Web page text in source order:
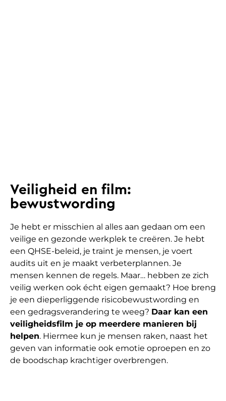
Veiligheid en film:
bewustwording
Je hebt er misschien al alles aan gedaan om een
veilige en gezonde werkplek te creëren. Je hebt
een QHSE-beleid, je traint je mensen, je voert
audits uit en je maakt verbeterplannen. Je
mensen kennen de regels. Maar… hebben ze zich
veilig werken ook écht eigen gemaakt? Hoe breng
je een dieperliggende risicobewustwording en
een gedragsverandering te weeg? Daar kan een
veiligheidsfilm je op meerdere manieren bij
helpen. Hiermee kun je mensen raken, naast het
geven van informatie ook emotie oproepen en zo
de boodschap krachtiger overbrengen.